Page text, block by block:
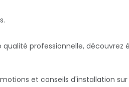
professionnelle,
et conseils d'installation